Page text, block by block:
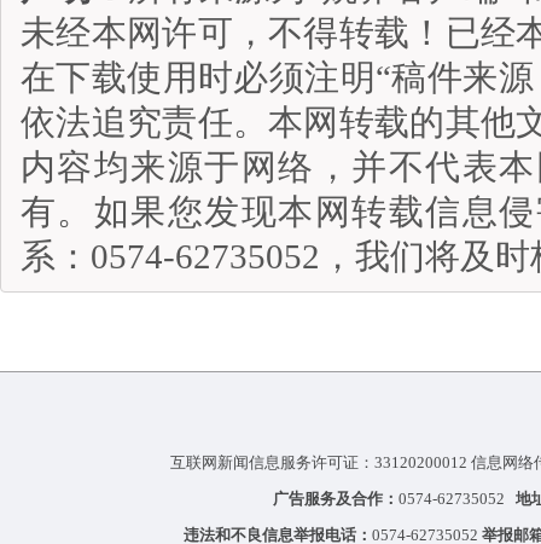
未经本网许可，不得转载！已经
在下载使用时必须注明“稿件来
依法追究责任。本网转载的其他
内容均来源于网络，并不代表
有。如果您发现本网转载信息
系：0574-62735052，我们将及
互联网新闻信息服务许可证：33120200012 信息网
广告服务及合作： 0574-62735052 地
违法和不良信息举报电话： 0574-62735052 举报邮